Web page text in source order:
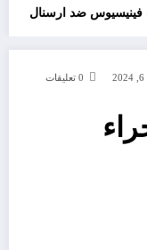
ضد ارسنال
0 تعليقات